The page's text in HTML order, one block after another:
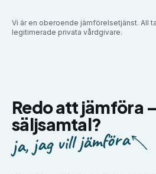
Vi är en oberoende jämförelsetjänst. All
legitimerade privata vårdgivare.
Redo att jämföra –
säljsamtal?
ja, jag vill jämföra